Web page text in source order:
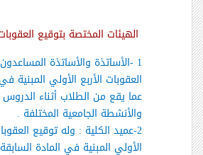
الهيئات المختصة بتوقيع
1 - الأساتذة والأساتذة المساعدون
العقوبات الأربع الأولي المبنية
عما يقع من الطلاب أثناء الدروس
والأنشطة الجامعية المختلفة .
2-عميد الكلية : وله توقيع
الأولي المبنية في المادة